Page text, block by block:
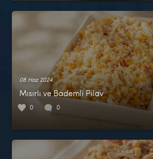
08 Haz 2024
Mısırlı ve Bademli Pilav
0 0